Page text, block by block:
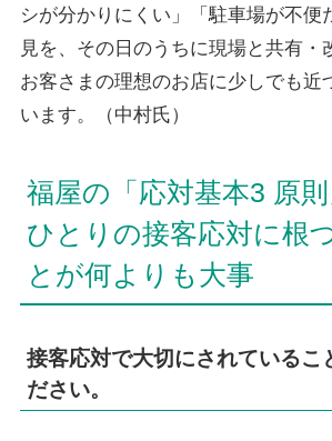
シが分かりにくい」「駐車場が不便
見を、その日のうちに現場と共有・
お客さまの理想のお店に少しでも近
います。（中村氏）
福屋の「応対基本3 原
ひとりの接客応対に根
とが何よりも大事
接客応対で大切にされているこ
ださい。